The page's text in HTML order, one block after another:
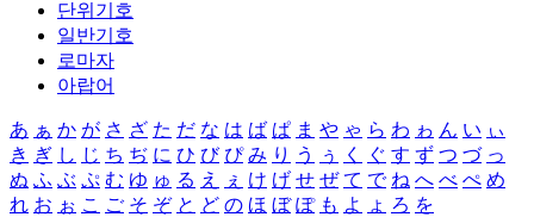
단위기호
일반기호
로마자
아랍어
あ ぁ か が さ ざ た だ な は ば ぱ ま や ゃ ら わ ゎ ん い ぃ
き ぎ し じ ち ぢ に ひ び ぴ み り う ぅ く ぐ す ず つ づ っ
ぬ ふ ぶ ぷ む ゆ ゅ る え ぇ け げ せ ぜ て で ね へ べ ぺ め
れ お ぉ こ ご そ ぞ と ど の ほ ぼ ぽ も よ ょ ろ を